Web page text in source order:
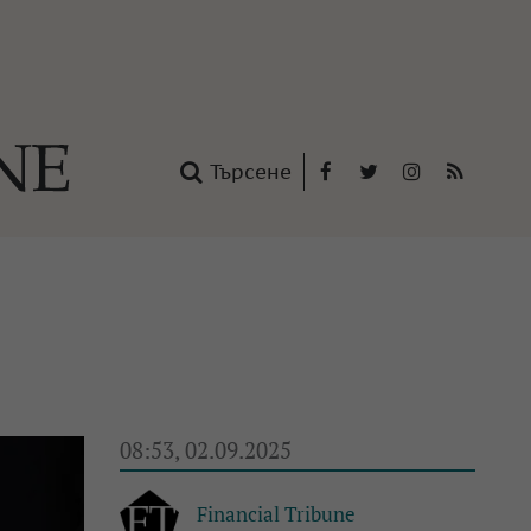
Търсене
08:53, 02.09.2025
Financial Tribune